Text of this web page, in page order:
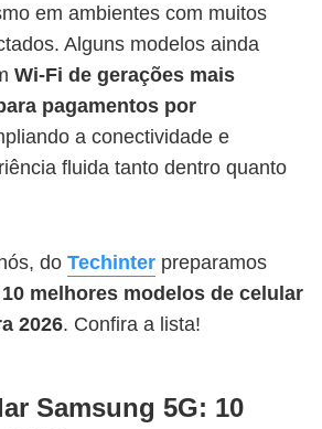
em ambientes com muitos
Alguns modelos ainda
Wi-Fi de gerações mais
pagamentos por
a conectividade e
fluida tanto dentro quanto
do Techinter preparamos
10 melhores modelos de celular
2026. Confira a lista!
Samsung 5G: 10